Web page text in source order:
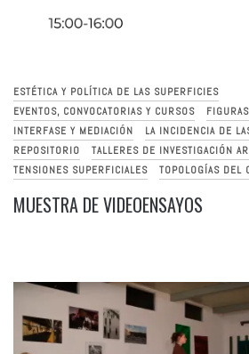
ESTÉTICA Y POLÍTICA DE LAS SUPERFICIES
EVENTOS, CONVOCATORIAS Y CURSOS
INTERFASE Y MEDIACIÓN
LA INCIDENCIA DE
REPOSITORIO
TALLERES DE INVESTIGACIÓN
TENSIONES SUPERFICIALES
TOPOLOGÍAS DEL
MUESTRA DE VIDEOENSAYOS